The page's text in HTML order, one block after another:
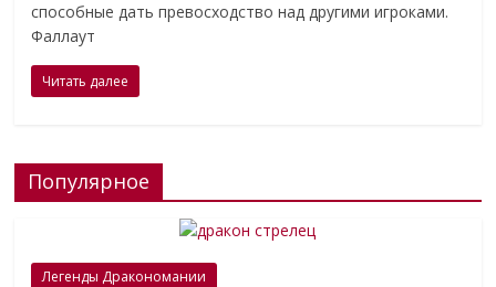
способные дать превосходство над другими игроками.
Фаллаут
Читать далее
Популярное
Легенды Дракономании